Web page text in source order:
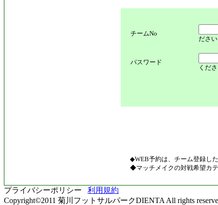
チームNo
ださい
パスワード
くだ
◆WEB予約は、チーム登録し
◆マッチメイクの対戦希望カ
プライバシーポリシー 利用規約
Copyright©2011 菊川フットサルパークDIENTA All rights